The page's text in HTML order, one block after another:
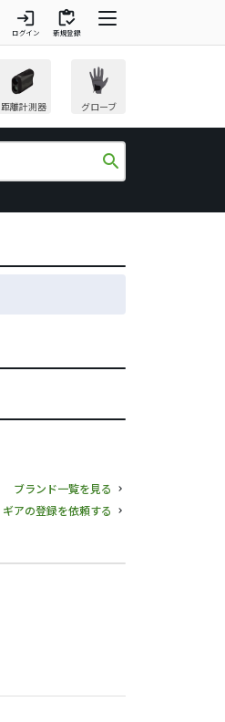
login
ログイン
inventory
新規登録
距離計測器 グローブ
search
ブランド一覧を見る
ギアの登録を依頼する